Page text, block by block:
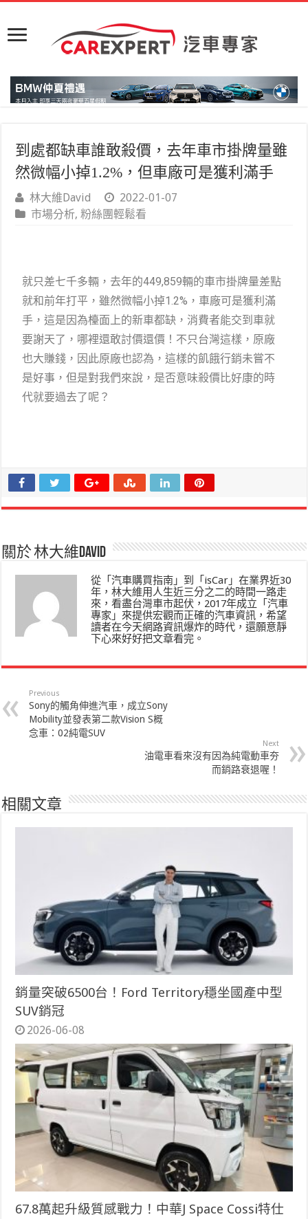
到處都缺車誰敢殺價，去年車市掛牌量雖
然微幅小掉1.2%，但車廠可是獲利滿手
林大維David
2022-01-07
市場分析,粉絲團輕鬆看
就只差七千多輛，去年的449,859輛的車市掛牌量差點
就和前年打平，雖然微幅小掉1.2%，車廠可是獲利滿
手，這是因為檯面上的新車都缺，消費者能交到車就
要謝天了，哪裡還敢討價還價！不只台灣這樣，原廠
也大賺錢，因此原廠也認為，這樣的飢餓行銷未嘗不
是好事，但是對我們來說，是否意味殺價比好康的時
代就要過去了呢？
關於 林大維David
從「汽車購買指南」到「isCar」在業界近30
年，林大維用人生近三分之二的時間一路走
來，看盡台灣車市起伏，2017年成立「汽車
專家」來提供宏觀而正確的汽車資訊，希望
讀者在今天網路資訊爆炸的時代，還願意靜
下心來好好把文章看完。
Previous
Sony的觸角伸進汽車，成立Sony
Mobility並發表第二款Vision S概
念車：02純電SUV
Next
油電車看來沒有因為純電動車夯
而銷路衰退喔！
相關文章
銷量突破6500台！Ford Territory穩坐國產中型
SUV銷冠
2026-06-08
67.8萬起升級質感戰力！中華J Space Cossi特仕